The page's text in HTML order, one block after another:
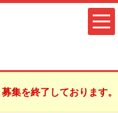
集を終了しております。